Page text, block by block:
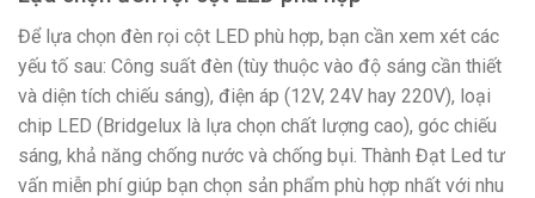
Để lựa chọn đèn rọi cột LED phù hợp, bạn cần xem xét các
yếu tố sau: Công suất đèn (tùy thuộc vào độ sáng cần thiết
và diện tích chiếu sáng), điện áp (12V, 24V hay 220V), loại
chip LED (Bridgelux là lựa chọn chất lượng cao), góc chiếu
sáng, khả năng chống nước và chống bụi. Thành Đạt Led tư
vấn miễn phí giúp bạn chọn sản phẩm phù hợp nhất với nhu